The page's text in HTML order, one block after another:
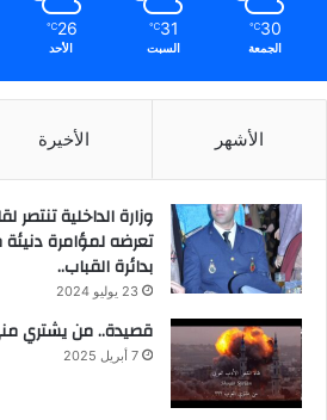
30
℃
الجمعة
31
℃
السبت
26
℃
الأحد
الأشهر الأخيرة
وزارة الداخلية تنتصر
تعرضه لمؤامرة
بدائرة القباب..
23 يوليو 2024
قصيدة.. من يشتري
7 أبريل 2025